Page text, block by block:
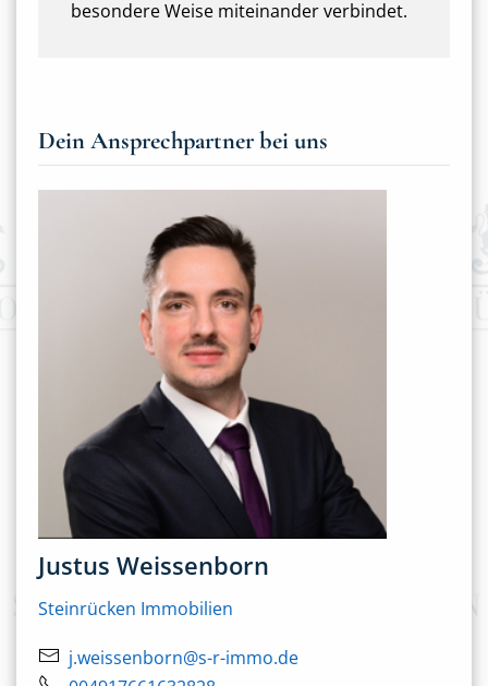
besondere Weise miteinander verbindet.
Dein Ansprechpartner bei uns
Justus Weissenborn
Steinrücken Immobilien
j.weissenborn@s-r-immo.de